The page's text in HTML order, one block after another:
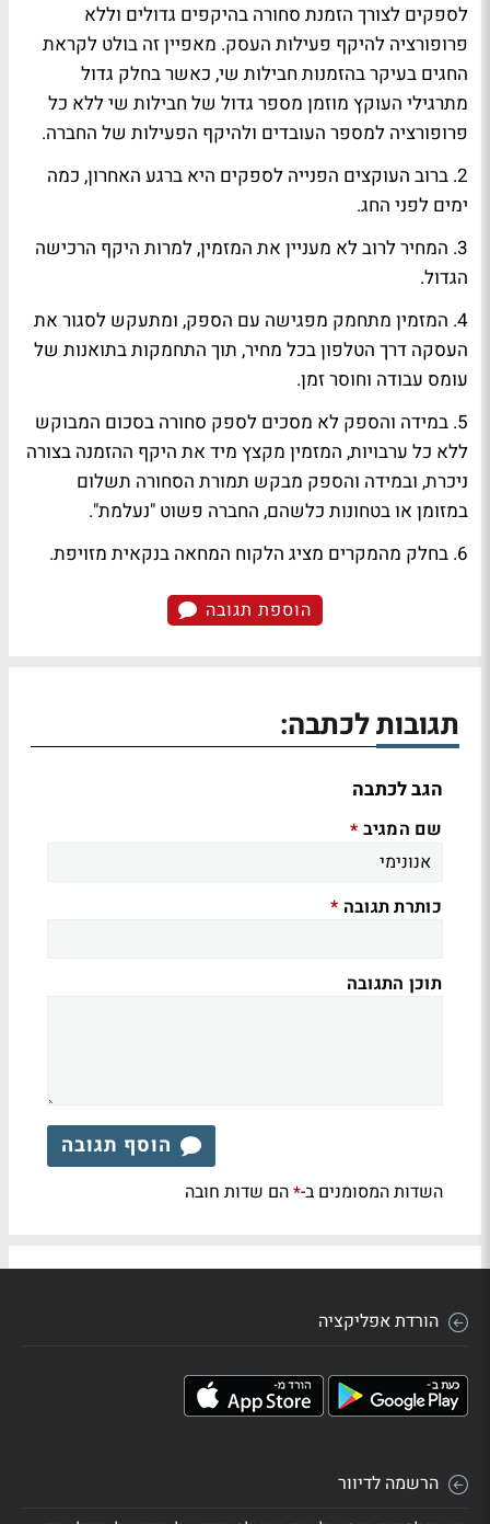
לספקים לצורך הזמנת סחורה בהיקפים גדולים וללא
פרופורציה להיקף פעילות העסק. מאפיין זה בולט לקראת
החגים בעיקר בהזמנות חבילות שי, כאשר בחלק גדול
מתרגילי העוקץ מוזמן מספר גדול של חבילות שי ללא כל
פרופורציה למספר העובדים ולהיקף הפעילות של החברה.
2. ברוב העוקצים הפנייה לספקים היא ברגע האחרון, כמה
ימים לפני החג.
3. המחיר לרוב לא מעניין את המזמין, למרות היקף הרכישה
הגדול.
4. המזמין מתחמק מפגישה עם הספק, ומתעקש לסגור את
העסקה דרך הטלפון בכל מחיר, תוך התחמקות בתואנות של
עומס עבודה וחוסר זמן.
5. במידה והספק לא מסכים לספק סחורה בסכום המבוקש
ללא כל ערבויות, המזמין מקצץ מיד את היקף ההזמנה בצורה
ניכרת, ובמידה והספק מבקש תמורת הסחורה תשלום
במזומן או בטחונות כלשהם, החברה פשוט "נעלמת".
6. בחלק מהמקרים מציג הלקוח המחאה בנקאית מזויפת.
הוספת תגובה
תגובות לכתבה:
הגב לכתבה
שם המגיב *
כותרת תגובה *
תוכן התגובה
הוסף תגובה
השדות המסומנים ב-*הם שדות חובה
הורדת אפליקציה
הרשמה לדיוור